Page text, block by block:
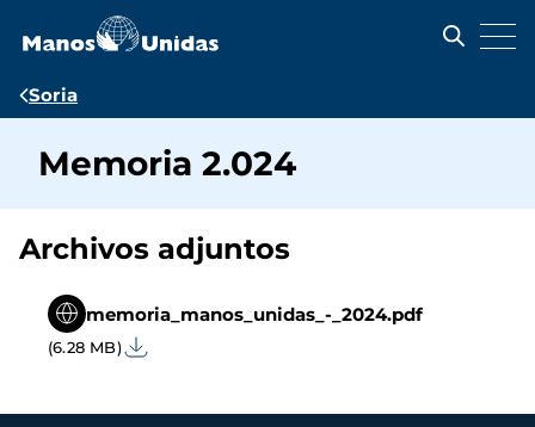
contenido
Ruta
navegación
Soria
Memoria 2.024
Archivos adjuntos
memoria_manos_unidas_-_2024.pdf
(6.28 MB)